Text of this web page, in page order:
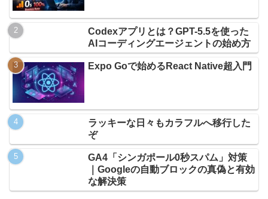
Codexアプリとは？GPT-5.5を使った
AIコーディングエージェントの始め方
Expo Goで始めるReact Native超入門
ラッキーな日々もカラフルへ移行した
ぞ
GA4「シンガポール0秒スパム」対策
｜Googleの自動ブロックの真偽と有効
な解決策